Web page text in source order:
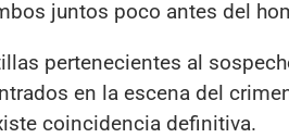
juntos poco antes del
pertenecientes al
en la escena del
coincidencia definitiva.